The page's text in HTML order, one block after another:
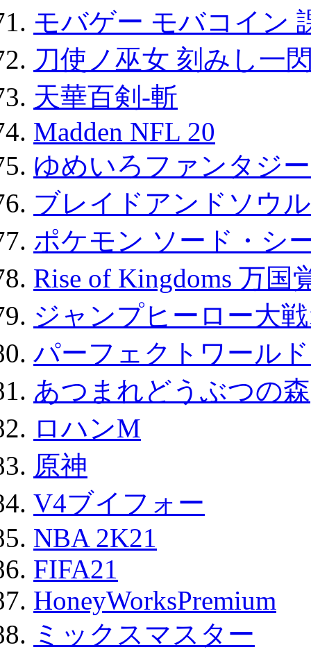
モバゲー モバコイン
刀使ノ巫女 刻みし一
天華百剣-斬
Madden NFL 20
ゆめいろファンタジ
ブレイドアンドソウ
ポケモン ソード・シ
Rise of Kingdoms 万
ジャンプヒーロー大
パーフェクトワール
あつまれどうぶつの森
ロハンM
原神
V4ブイフォー
NBA 2K21
FIFA21
HoneyWorksPremium
ミックスマスター